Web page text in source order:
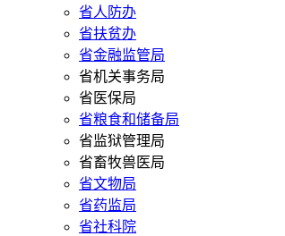
省人防办
省扶贫办
省金融监管局
省机关事务局
省医保局
省粮食和储备局
省监狱管理局
省畜牧兽医局
省文物局
省药监局
省社科院